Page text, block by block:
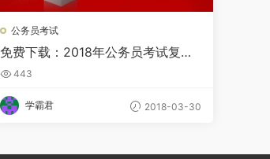
公务员考试
免费下载：2018年公务员考试复习
资料大全
443
学霸君 2018-03-30